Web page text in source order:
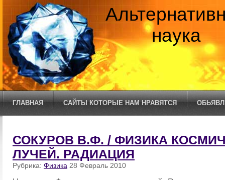
наука
ГЛАВНАЯ САЙТЫ КОТОРЫЕ НАМ НРАВЯТСЯ
СОКУРОВ В.Ф. / ФИЗИКА
ЛУЧЕЙ. РАДИАЦИЯ
Рубрика: Физика 28 Февраль 2010